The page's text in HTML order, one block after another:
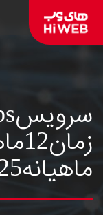
ماهیانه25گیگ-Bronze